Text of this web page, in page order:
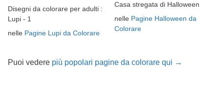
Disegni da colorare per adulti :
Lupi - 1
nelle Pagine Lupi da Colorare
Casa stregata di Halloween
nelle Pagine Halloween da
Colorare
Puoi vedere più popolari pagine da colorare qui →